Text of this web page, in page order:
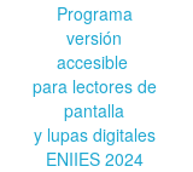
Programa
versión
accesible
para lectores de
pantalla
y lupas digitales
ENIIES 2024